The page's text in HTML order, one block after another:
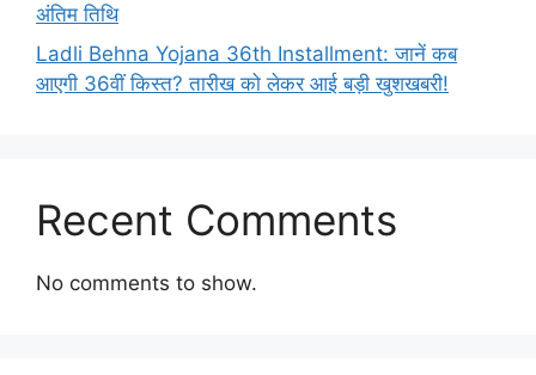
अंतिम तिथि
Ladli Behna Yojana 36th Installment: जानें कब
आएगी 36वीं किस्त? तारीख को लेकर आई बड़ी खुशखबरी!
Recent Comments
No comments to show.